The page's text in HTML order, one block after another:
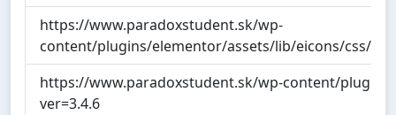
https://www.paradoxstudent.sk/wp-
content/plugins/elementor/assets/lib/eicons/css/
https://www.paradoxstudent.sk/wp-content/
ver=3.4.6